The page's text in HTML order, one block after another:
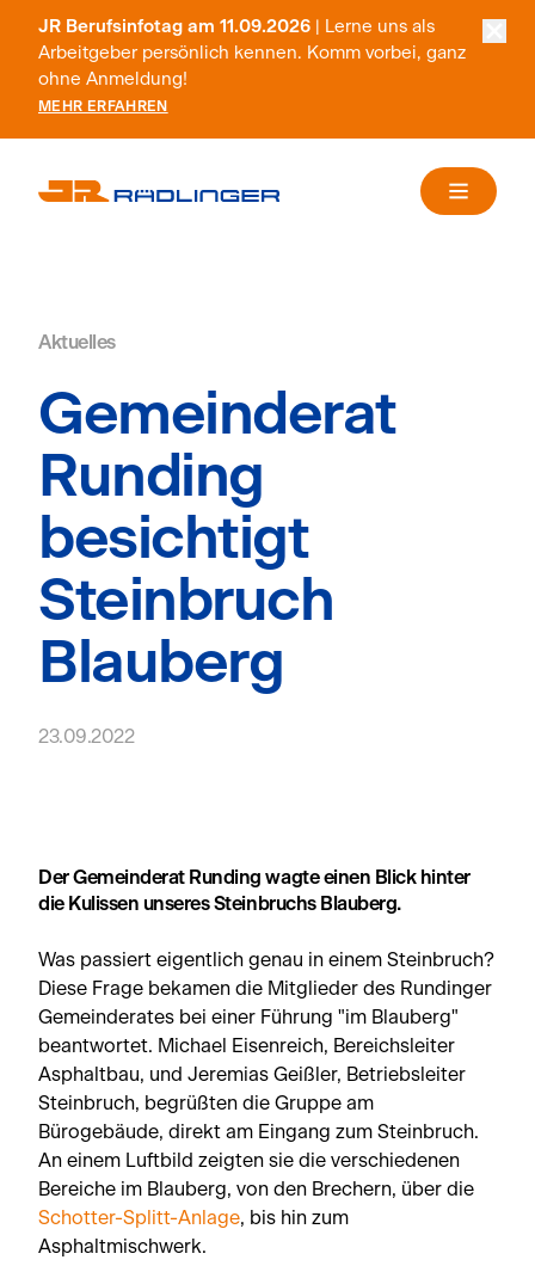
JR Berufsinfotag am 11.09.2026 | Lerne uns als
Arbeitgeber persönlich kennen. Komm vorbei, ganz
ohne Anmeldung!
MEHR ERFAHREN
Aktuelles
Gemeinderat
Runding
besichtigt
Steinbruch
Blauberg
23.09.2022
Der Gemeinderat Runding wagte einen Blick hinter
die Kulissen unseres Steinbruchs Blauberg.
Was passiert eigentlich genau in einem Steinbruch?
Diese Frage bekamen die Mitglieder des Rundinger
Gemeinderates bei einer Führung "im Blauberg"
beantwortet. Michael Eisenreich, Bereichsleiter
Asphaltbau, und Jeremias Geißler, Betriebsleiter
Steinbruch, begrüßten die Gruppe am
Bürogebäude, direkt am Eingang zum Steinbruch.
An einem Luftbild zeigten sie die verschiedenen
Bereiche im Blauberg, von den Brechern, über die
Schotter-Splitt-Anlage, bis hin zum
Asphaltmischwerk.